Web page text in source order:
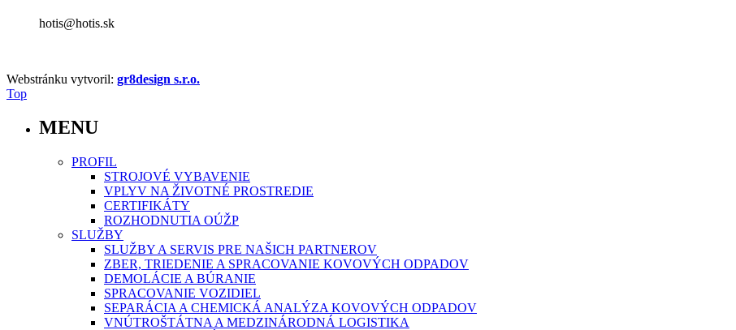
hotis@hotis.sk
Webstránku vytvoril: gr8design s.r.o.
Top
MENU
PROFIL
STROJOVÉ VYBAVENIE
VPLYV NA ŽIVOTNÉ PROSTREDIE
CERTIFIKÁTY
ROZHODNUTIA OÚŽP
SLUŽBY
SLUŽBY A SERVIS PRE NAŠICH PARTNEROV
ZBER, TRIEDENIE A SPRACOVANIE KOVOVÝCH ODPADOV
DEMOLÁCIE A BÚRANIE
SPRACOVANIE VOZIDIEL
SEPARÁCIA A CHEMICKÁ ANALÝZA KOVOVÝCH ODPADOV
VNÚTROŠTÁTNA A MEDZINÁRODNÁ LOGISTIKA